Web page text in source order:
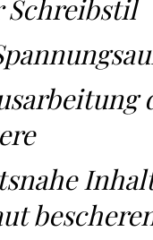
Schreibstil